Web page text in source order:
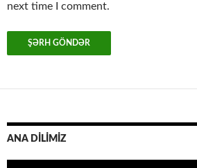
next time I comment.
ANA DİLİMİZ